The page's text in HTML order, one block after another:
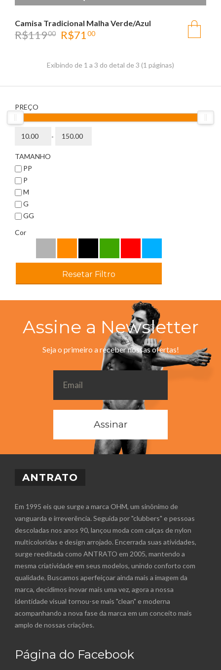
Camisa Tradicional Malha Verde/Azul
R$11900 R$7100
Exibindo de 1 a 3 do detal de 3 (1 páginas)
PREÇO
-
TAMANHO
PP
P
M
G
GG
Cor
Resetar Filtro
Assine a Newsletter
Seja o primeiro a receber nossas ofertas!
Assinar
ANTRATO
Em 1995 eis que surge a marca OHM, um sinônimo de
vanguarda e irreverência. Seguida por "clubbers" e pessoas
descoladas nos anos 90, lançou moda com calças de nylon
multicoloridas e design arrojado. Encerrada suas atividades,
surge reeditada como ANTRATO em 2005, mantendo a
mesma criatividade em seus modelos, unindo conforto com
qualidade. Buscamos aperfeiçoar ainda mais a imagem da
marca, decidimos inovar mais uma vez, agora a nossa
identidade visual tornou-se mais "clean" e moderna
acompanhando a nova fase da marca em um conceito mais
amplo de nossas criações.
Página do Facebook